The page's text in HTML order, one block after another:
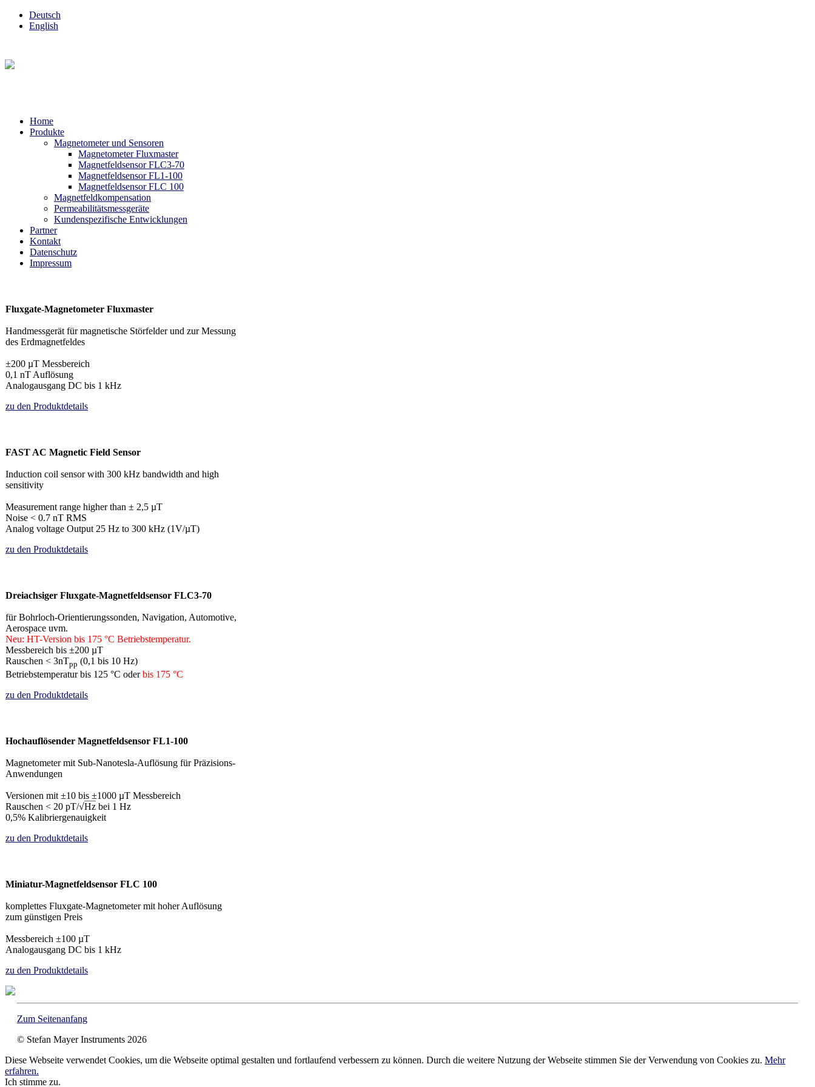
Deutsch
English
Home
Produkte
Magnetometer und Sensoren
Magnetometer Fluxmaster
Magnetfeldsensor FLC3-70
Magnetfeldsensor FL1-100
Magnetfeldsensor FLC 100
Magnetfeldkompensation
Permeabilitätsmessgeräte
Kundenspezifische Entwicklungen
Partner
Kontakt
Datenschutz
Impressum
Fluxgate-Magnetometer Fluxmaster
Handmessgerät für magnetische Störfelder und zur Messung
des Erdmagnetfeldes
±200 µT Messbereich
0,1 nT Auflösung
Analogausgang DC bis 1 kHz
zu den Produktdetails
FAST AC Magnetic Field Sensor
Induction coil sensor with 300 kHz bandwidth and high
sensitivity
Measurement range higher than ± 2,5 µT
Noise < 0.7 nT RMS
Analog voltage Output 25 Hz to 300 kHz (1V/µT)
zu den Produktdetails
Dreiachsiger Fluxgate-Magnetfeldsensor FLC3-70
für Bohrloch-Orientierungssonden, Navigation, Automotive,
Aerospace uvm.
Neu: HT-Version bis 175 °C Betriebstemperatur.
Messbereich bis ±200 µT
Rauschen < 3nTpp (0,1 bis 10 Hz)
Betriebstemperatur bis 125 °C oderbis 175 °C
zu den Produktdetails
Hochauflösender Magnetfeldsensor FL1-100
Magnetometer mit Sub-Nanotesla-Auflösung fürPräzisions-
Anwendungen
Versionen mit ±10 bis ±1000 µT Messbereich
Rauschen < 20 pT/√Hz bei 1 Hz
0,5% Kalibriergenauigkeit
zu den Produktdetails
Miniatur-Magnetfeldsensor FLC 100
komplettes Fluxgate-Magnetometer mit hoher Auflösung
zum günstigen Preis
Messbereich ±100 µT
Analogausgang DC bis 1 kHz
zu den Produktdetails
Zum Seitenanfang
© Stefan Mayer Instruments 2026
Diese Webseite verwendet Cookies, um die Webseite optimal gestalten und fortlaufend verbessern zu können. Durch die weitere Nutzung der Webseite stimmen Sie der Verwendung von Cookies zu. Mehr
erfahren.
Ich stimme zu.